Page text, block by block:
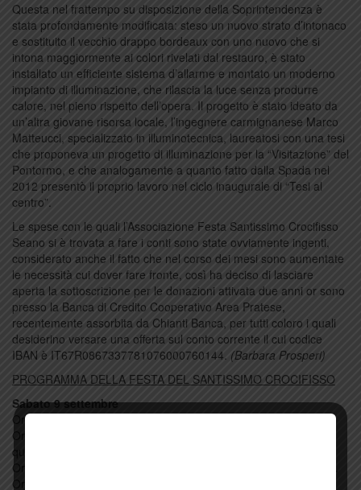
Questa nel frattempo su disposizione della Soprintendenza è
stata profondamente modificata: steso un nuovo strato d’intonaco
e sostituito il vecchio drappo bordeaux con uno nuovo che si
intona maggiormente ai colori rivelati dal restauro, è stato
installato un efficiente sistema d’allarme e montato un moderno
impianto di illuminazione, che rilascia la luce senza produrre
calore, nel pieno rispetto dell’opera. Il progetto è stato ideato da
un’altra giovane risorsa locale, l’ingegnere carmignanese Marco
Matteucci, specializzato in illuminotecnica, laureatosi con una tesi
che proponeva un progetto di illuminazione per la “Visitazione” del
Pontormo, e che analogamente a quanto fatto dalla Spada nel
2012 presentò il proprio lavoro nel ciclo inaugurale di “Tesi al
centro”.
Le spese con le quali l’Associazione Festa Santissimo Crocifisso
Seano si è trovata a fare i conti sono state ovviamente ingenti,
considerato anche il fatto che nel corso dei mesi sono aumentate
le necessità cui dover fare fronte, così ha deciso di lasciare
aperta la sottoscrizione per le donazioni attivata due anni or sono
presso la Banca di Credito Cooperativo Area Pratese,
recentemente assorbita da Chianti Banca, per tutti coloro i quali
desiderino versare una offerta sul conto corrente il cui codice
IBAN è IT67R0867337781076000760144. (Barbara Prosperi)
PROGRAMMA DELLA FESTA DEL SANTISSIMO CROCIFISSO
Sabato 9 settembre
Ore 7.30 Santa Messa.
Ore 17.00 Santa Messa prefestiva e introduzione alla festa
quinquennale.
Ore 18.00 Presentazione del restauro del Santissimo Crocifisso.
Ore 20.00 Buffet della festa.